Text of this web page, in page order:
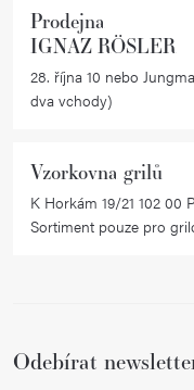
Prodejna
IGNAZ RÖSLER
28. října 10 nebo
dva vchody)
Vzorkovna grilů
K Horkám 19/21 102 00
Sortiment pouze pro
Odebírat